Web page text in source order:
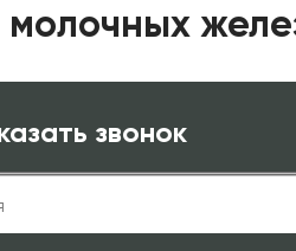
молочных
звонок